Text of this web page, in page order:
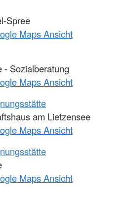
Spree
Maps Ansicht
- Sozialberatung
Maps Ansicht
am Lietzensee
Maps Ansicht
Maps Ansicht